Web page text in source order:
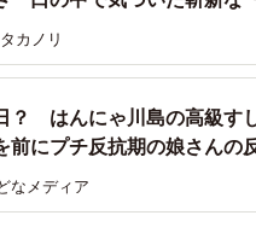
カノリ
？ はんにゃ川島の高級す
前にプチ反抗期の娘さんの
なメディア